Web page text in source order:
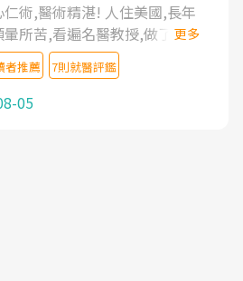
術,醫術精湛! 人住美國,長年
所苦,看遍名醫教授,做了各種
,中醫針灸及物理徒手治療都
類止痛藥都效果有限,只是壓
多年失眠嚴重影響生活品質.
杜育才主任是頸頭症候群專
更多
者推薦 7則就醫評鑑
05